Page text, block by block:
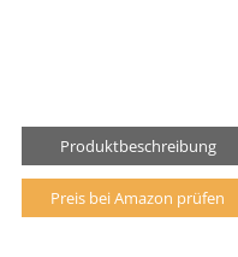
Produktbeschreibung
Preis bei Amazon prüfen